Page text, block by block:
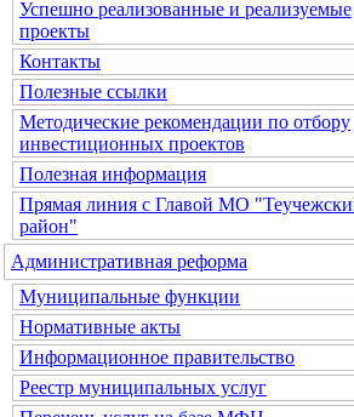
Успешно реализованные и реализуемые
проекты
Контакты
Полезные ссылки
Методические рекомендации по отбору
инвестиционных проектов
Полезная информация
Прямая линия с Главой МО
район"
Административная реформа
Муниципальные функции
Нормативные акты
Информационное правительство
Реестр муниципальных услуг